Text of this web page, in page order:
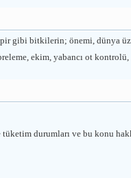
gibi bitkilerin; önemi,
ekim, yabancı ot
durumları ve bu konu